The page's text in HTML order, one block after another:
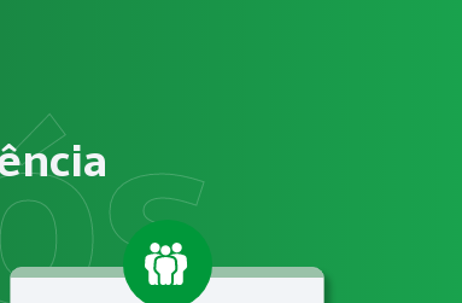
exigências relacionadas a Gestão de SST
técnico completo, acompanhamento contínuo